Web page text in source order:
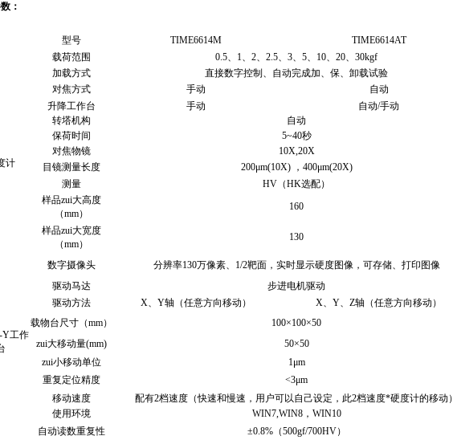
：
型号 TIME6614M TIME6614AT
计
载荷范围
0.5、1、2、2.5、3、5、10、20、30kgf
加载方式
直接数字控制、自动完成加、保、卸载试验
对焦方式
手动
自动
升降工作台
手动
自动/手动
转塔机构
自动
保荷时间
5~40秒
对焦物镜
10X,20X
目镜测量长度
200μm(10X) ，400μm(20X)
测量
HV（HK选配）
样品zui大高度
（mm）
160
样品zui大宽度
（mm）
130
数字摄像头 分辨率130万像素、1/2靶面，实时显示硬度图像，可存储、打印图像
Y工作
驱动马达
步进电机驱动
驱动方法
X、Y轴（任意方向移动）
X、Y、Z轴（任意方向移动）
载物台尺寸（mm）
100×100×50
zui大移动量(mm)
50×50
zui小移动单位
1μm
重复定位精度
<3μm
移动速度
配有2档速度（快速和慢速，用户可以自己设定，此2档速度*硬度计的移动）
使用环境
WIN7,WIN8，WIN10
自动读数重复性
±0.8%（500gf/700HV）